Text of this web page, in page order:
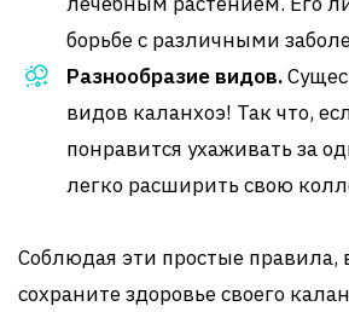
борьбе с различными
Разнообразие видов.
видов каланхоэ! Так что,
понравится ухаживать за
легко расширить свою
Соблюдая эти простые правила,
сохраните здоровье своего